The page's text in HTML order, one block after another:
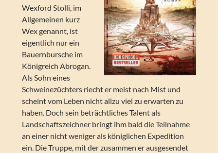
Wexford Stolli, im
Allgemeinen kurz
Wex genannt, ist
eigentlich nur ein
Bauernbursche im
Königreich Abrogan.
Als Sohn eines
Schweinezüchters riecht er meist nach Mist und
scheint vom Leben nicht allzu viel zu erwarten zu
haben. Doch sein beträchtliches Talent als
Landschaftszeichner bringt ihm bald die Teilnahme
an einer nicht weniger als königlichen Expedition
ein. Die Truppe, mit der zusammen er ausgesendet